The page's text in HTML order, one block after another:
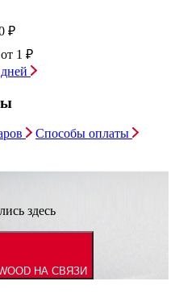
₽
от 1 ₽
Способы оплаты
здесь
НА СВЯЗИ